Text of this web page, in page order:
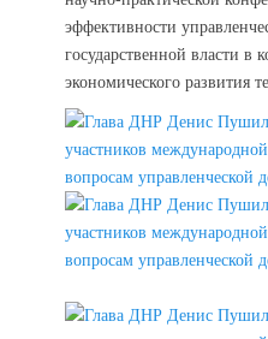
эффективности
государственной власти в
экономического развития